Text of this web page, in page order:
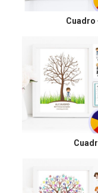
Cuadro